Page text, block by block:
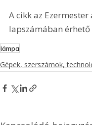
A cikk az
lapszámában
lámpa
Gépek, szerszámok,